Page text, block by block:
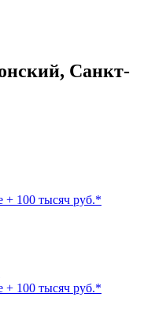
Санкт-
+ 100 тысяч руб.*
+ 100 тысяч руб.*